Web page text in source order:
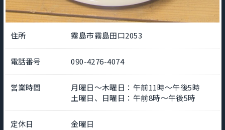
住所 霧島市霧島田口2053
電話番号 090-4276-4074
営業時間
月曜日～木曜日：午前11時～午後5時
土曜日、日曜日：午前8時～午後5時
定休日 金曜日